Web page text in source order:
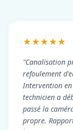
★★★★★
"Canalisation
refoulement
Intervention
technicien a
passé la
propre.